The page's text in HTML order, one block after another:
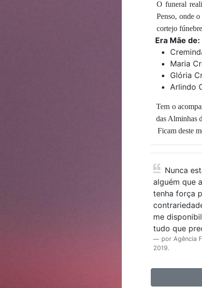
O funeral
Penso, onde
cortejo
Era Mãe de:
Maria
Glória
Arlindo
Tem o
das Alminhas
Ficam deste
alguém que
tenha força
me
tudo que
por Agência
2019.